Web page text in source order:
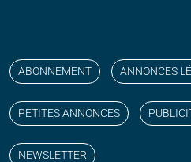
ABONNEMENT ANNONCES
PETITES ANNONCES
NEWSLETTER